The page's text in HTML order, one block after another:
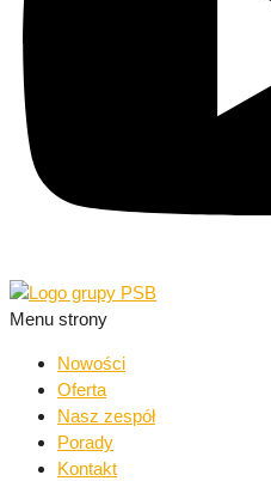
Menu strony
Nowości
Oferta
Nasz zespół
Porady
Kontakt